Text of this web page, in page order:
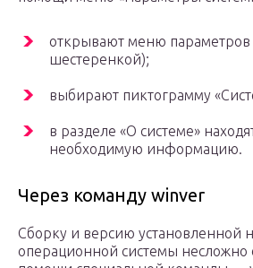
открывают меню параметров
шестеренкой);
выбирают пиктограмму
в разделе «О системе»
необходимую информацию.
Через команду winver
Сборку и версию установленной
операционной системы несложно